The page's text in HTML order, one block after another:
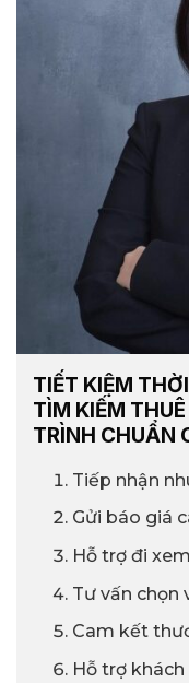
TIẾT KIỆM
TÌM KIẾM
TRÌNH CHUẨN
Tiếp nhận
Gửi báo giá
Hỗ trợ đi
Tư vấn chọn
Cam kết
Hỗ trợ